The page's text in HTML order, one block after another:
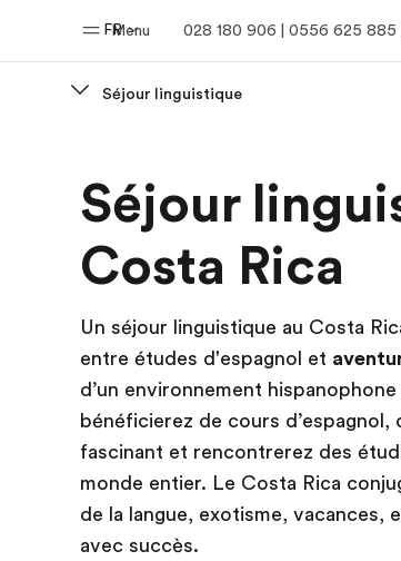
Menu
FR 028 180 906 | 0556 625
Bienvenue chez EF
Séjour linguistique
Séjour
Costa Rica
Un séjour linguistique au Costa
entre études d'espagnol et
d’un environnement
bénéficierez de cours d’espagnol,
fascinant et rencontrerez des
monde entier. Le Costa Rica
de la langue, exotisme, vacances,
avec succès.